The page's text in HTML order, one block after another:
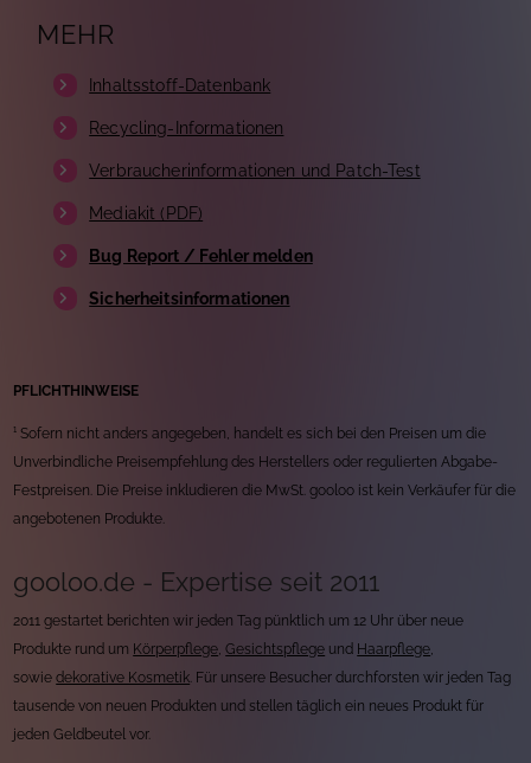
MEHR
Inhaltsstoff-Datenbank
Recycling-Informationen
Verbraucherinformationen und Patch-Test
Mediakit (PDF)
Bug Report / Fehler melden
Sicherheitsinformationen
PFLICHTHINWEISE
¹ Sofern nicht anders angegeben, handelt es sich bei den Preisen um die
Unverbindliche Preisempfehlung des Herstellers oder regulierten Abgabe-
Festpreisen. Die Preise inkludieren die MwSt. gooloo ist kein Verkäufer für die
angebotenen Produkte.
gooloo.de - Expertise seit 2011
2011 gestartet berichten wir jeden Tag pünktlich um 12 Uhr über neue
Produkte rund um Körperpflege ,Gesichtspflege und Haarpflege
sowiedekorative Kosmetik . Für unsere Besucher durchforsten wir jeden Tag
tausende von neuen Produkten und stellen täglich ein neues Produkt für
jeden Geldbeutel vor.